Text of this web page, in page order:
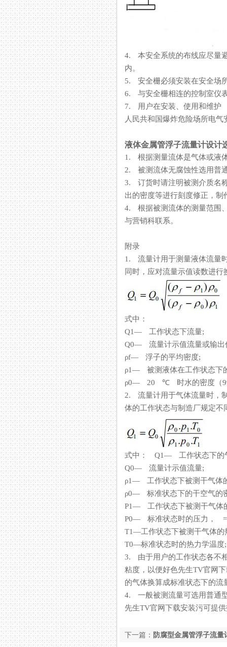
4. 本安全系统的布线应尽量
内。
5. 安全栅必须安装在安全场所
6. 与安全栅相连的控制室仪
7. 用户在安装、使用和维
人民共和国爆炸危险场所电气安
液体金属管浮子流量计设计
1. 根据测量流体是气体或液体
2. 被测流体无腐蚀性选用普通
3. 订货时请注明被测介质名称
出的密度等进行刻度修正，制
4. 根据被测流体的测量范围
与营销科联系。
附录
1. 流量计用于测量液体流量时
同时，应对流量示值读数进行换
式中：
Q1— 工作状态下流量;
Q0— 流量计示值流量或输
ρf— 浮子的平均密度;
ρ1— 被测液体在工作状态
ρ0— 20 ℃ 时水的密度（
2. 流量计用于气体流量时
体的工作状态与制造厂规定不同
式中： Q1— 工作状态下的
Q0— 流量计示值流量;
ρ1— 工作状态下被测干气体
ρ0— 标准状态下的干空气的密度
P1— 工作状态下被测干气体
P0— 标准状态时的压力，
T1—工作状态下被测干气体的
T0—标准状态时的热力学
3. 由于用户的工作状态各不相同
粘度，以便好色先生TV官网
的气体换算成标准状态下的流量
4. 一般被测流量可选用普通型
先生TV官网下载安装污可提供技
下一篇： 防腐型金属管浮子流